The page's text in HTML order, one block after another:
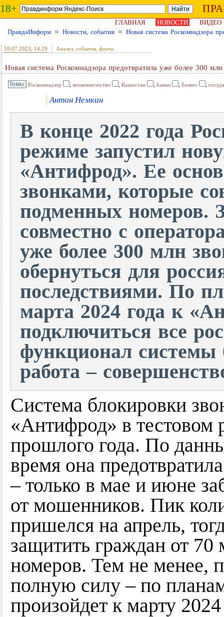
18+
ГЛАВНАЯ НОВОСТИ
ВИДЕО
ПравдаИнформ ≈ Новости, события ≈ Новая система Роскомнадзора
10.07.2023 , 14:29 Анализ, события, факты
Новая система Роскомнадзора предотвратила уже более 300
Роскомнадзор , мошенничество , Казахстан , банки , бизнес ,
Антон Немкин
В конце 2022 года
режиме запустил
«Антифрод». Ее
звонками, которые
подменных номеров.
совместно с
уже более 300 млн
обернуться для
последствиями. По
марта 2024 года к
подключиться все
функционал системы
работа –
Система блокировки
«Антифрод» в тестовом
прошлого года. По
время она
– только в мае и июне
от мошенников. Пик
пришелся на апрель,
защитить граждан от
номеров. Тем не менее,
полную силу – по
произойдет к марту 2024